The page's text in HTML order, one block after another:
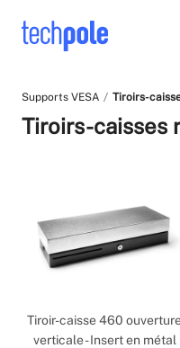
Supports VESA Tiroirs-
Tiroirs-caisses
Tiroir-caisse 460
verticale - Insert en métal